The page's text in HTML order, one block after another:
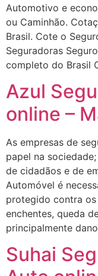
Automotivo e
ou Caminhão.
Brasil. Cote o
Seguradoras
completo do Brasil
Azul
online –
As empresas de
papel na
de cidadãos e de
Automóvel é
protegido contra
enchentes, queda
principalmente
Suhai